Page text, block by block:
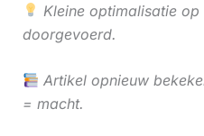
Kleine optimalisatie
doorgevoerd.
Artikel opnieuw
= macht.